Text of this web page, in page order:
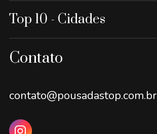
Top 10 - Cidades
Contato
contato@pousadastop.com.br